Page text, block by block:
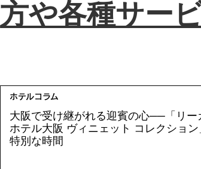
方や各種サー
ホテルコラム
大阪で受け継がれる迎賓の心──「リー
ホテル大阪 ヴィニェット コレクショ
特別な時間